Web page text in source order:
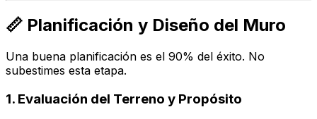
📏 Planificación y Diseño del Muro
Una buena planificación es el 90% del éxito. No
subestimes esta etapa.
1. Evaluación del Terreno y Propósito